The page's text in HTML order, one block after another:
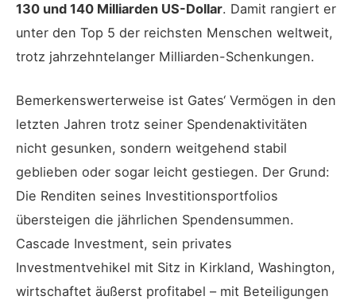
130 und 140 Milliarden US-Dollar. Damit rangiert er
unter den Top 5 der reichsten Menschen weltweit,
trotz jahrzehntelanger Milliarden-Schenkungen.
Bemerkenswerterweise ist Gates‘ Vermögen in den
letzten Jahren trotz seiner Spendenaktivitäten
nicht gesunken, sondern weitgehend stabil
geblieben oder sogar leicht gestiegen. Der Grund:
Die Renditen seines Investitionsportfolios
übersteigen die jährlichen Spendensummen.
Cascade Investment, sein privates
Investmentvehikel mit Sitz in Kirkland, Washington,
wirtschaftet äußerst profitabel – mit Beteiligungen